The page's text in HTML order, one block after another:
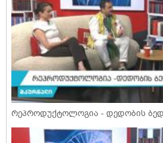
რეპროდუქტოლოგია - დედობის